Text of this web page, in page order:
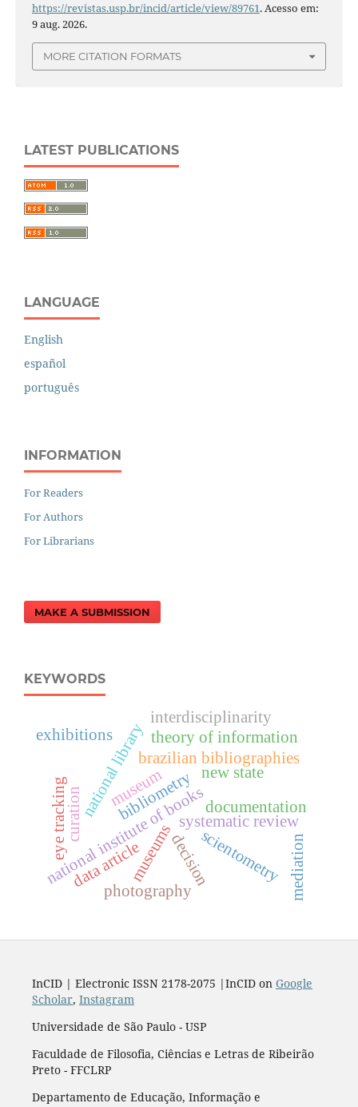
https://revistas.usp.br/incid/article/view/89761. Acesso em:
9 aug. 2026.
MORE CITATION FORMATS
LATEST PUBLICATIONS
LANGUAGE
English
español
português
INFORMATION
For Readers
For Authors
For Librarians
MAKE A SUBMISSION
KEYWORDS
brazilian bibliographies
new state
national library
national institute of books
curation
exhibitions
museums systematic review
theory of information
bibliometry
eye tracking
decision
data article scientometry mediation
photography
documentation
museum
interdisciplinarity
InCID | Electronic ISSN 2178-2075 |InCID on Google
Scholar, Instagram
Universidade de São Paulo - USP
Faculdade de Filosofia, Ciências e Letras de Ribeirão
Preto - FFCLRP
Departamento de Educação, Informação e